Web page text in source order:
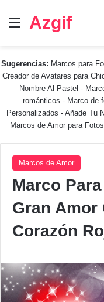
Menú
Azgif
Sugerencias: Marcos para
Creador de Avatares para
Nombre Al Pastel -
románticos - Marco de
Personalizados - Añade Tu
Marcos de Amor para
Marcos de Amor
Marco
Gran Amor
Corazón